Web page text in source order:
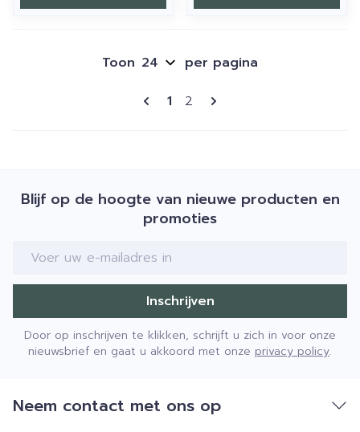
Pagina's
U lees momenteel pagina
1 Pagina
2
Toon per pagina
Blijf op de hoogte van nieuwe producten en
promoties
E-mail adres
Inschrijven
Door op inschrijven te klikken, schrijft u zich in voor onze
nieuwsbrief en gaat u akkoord met onze privacy policy.
Neem contact met ons op